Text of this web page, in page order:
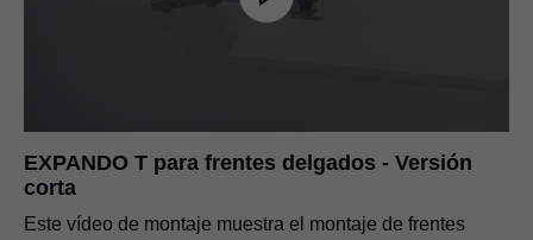
EXPANDO T para frentes delgados - Versión
corta
Este vídeo de montaje muestra el montaje de frentes